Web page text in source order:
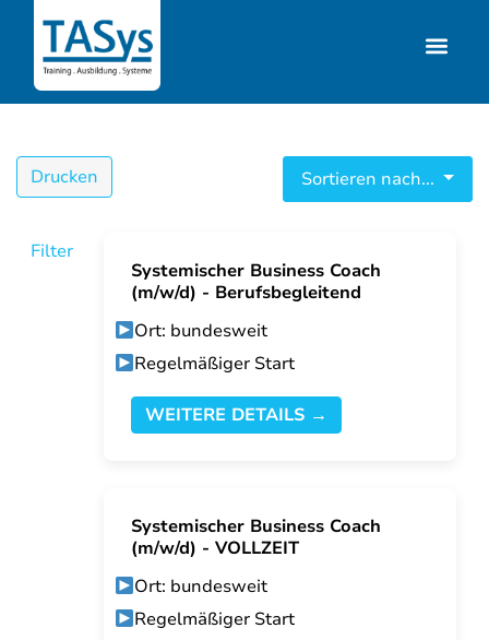
Drucken Sortieren nach...
Filter
Systemischer Business Coach
(m/w/d) - Berufsbegleitend
Ort: bundesweit
Regelmäßiger Start
WEITERE DETAILS →
Systemischer Business Coach
(m/w/d) - VOLLZEIT
Ort: bundesweit
Regelmäßiger Start